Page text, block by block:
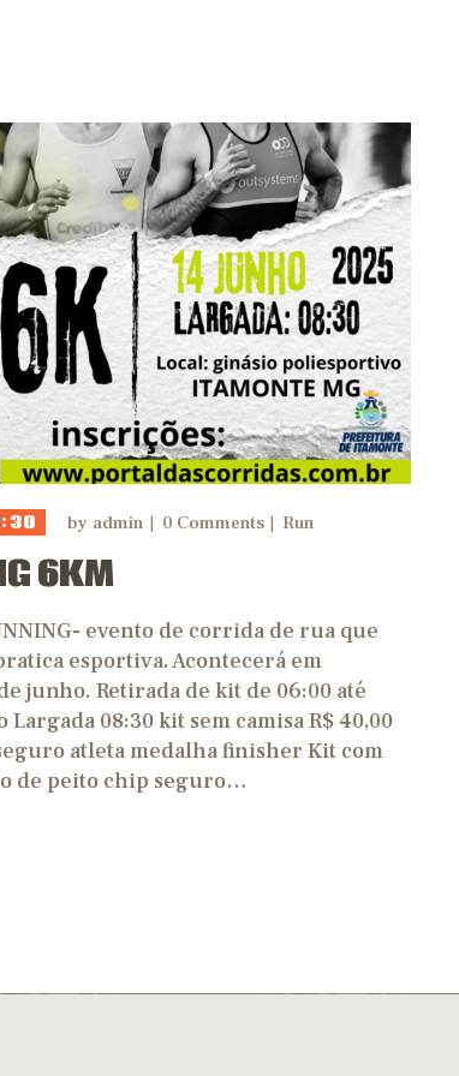
by admin 0 Comments Run
6KM
evento de corrida de rua que
esportiva. Acontecerá em
junho. Retirada de kit de 06:00 até
Largada 08:30 kit sem camisa R$ 40,00
atleta medalha finisher Kit com
de peito chip seguro…